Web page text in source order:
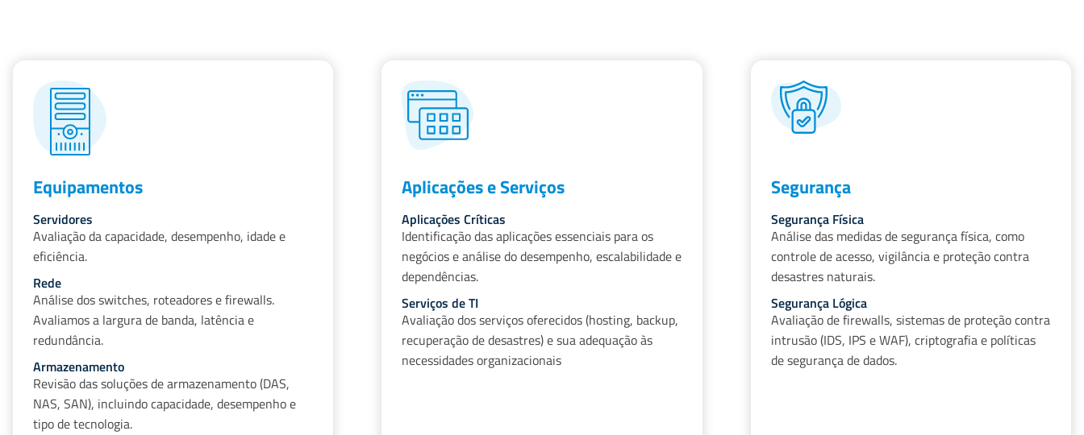
Equipamentos
Servidores
Avaliação da capacidade, desempenho, idade e
eficiência.
Rede
Análise dos switches, roteadores e firewalls.
Avaliamos a largura de banda, latência e
redundância.
Armazenamento
Revisão das soluções de armazenamento (DAS,
NAS, SAN), incluindo capacidade, desempenho e
tipo de tecnologia.
Aplicações e Serviços
Aplicações Críticas
Identificação das aplicações essenciais para os
negócios e análise do desempenho, escalabilidade e
dependências.
Serviços de TI
Avaliação dos serviços oferecidos (hosting, backup,
recuperação de desastres) e sua adequação às
necessidades organizacionais
Segurança
Segurança Física
Análise das medidas de segurança física, como
controle de acesso, vigilância e proteção contra
desastres naturais.
Segurança Lógica
Avaliação de firewalls, sistemas de proteção contra
intrusão (IDS, IPS e WAF), criptografia e políticas
de segurança de dados.